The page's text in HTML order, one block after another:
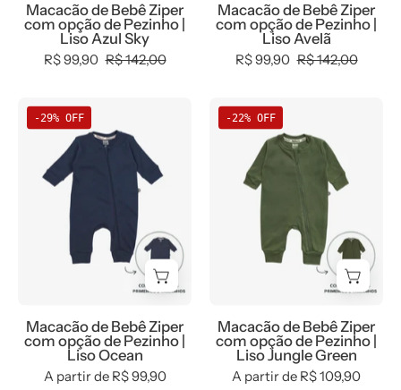
Azul
Sky
Macacão de Bebê Ziper
com opção de Pezinho |
Liso Azul Sky
R$ 99,90 R$ 142,00
Avelã
Macacão de Bebê Ziper
com opção de Pezinho |
Liso Avelã
R$ 99,90 R$ 142,00
de
Bebê
Ziper
opção
de
Pezinho
Ocean
-29% OFF
Macacão de Bebê Ziper
com opção de Pezinho |
Liso Ocean
A partir de R$ 99,90
de
Bebê
opção
de
Pezinho
Jungle
Green
-22% OFF
Macacão de Bebê Ziper
com opção de Pezinho |
Liso Jungle Green
A partir de R$ 109,90